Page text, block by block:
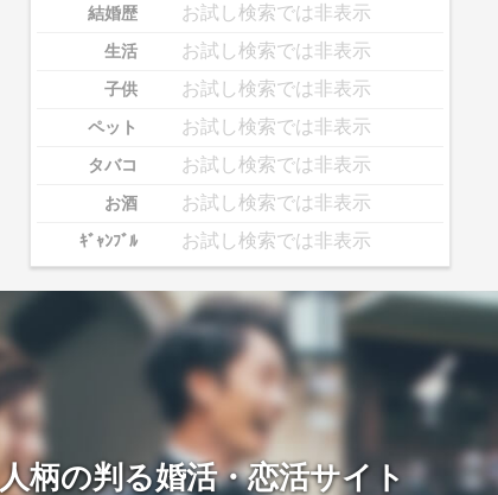
結婚歴 お試し検索では非表示
生活 お試し検索では非表示
子供 お試し検索では非表示
ペット お試し検索では非表示
タバコ お試し検索では非表示
お酒 お試し検索では非表示
ｷﾞｬﾝﾌﾞﾙ お試し検索では非表示
人柄の判る婚活・恋活サイト